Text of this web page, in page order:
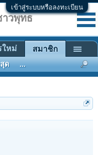
เข้าสู่ระบบหรือลงทะเบียน
วพุทธ
ใหม่ สมาชิก
ด ...